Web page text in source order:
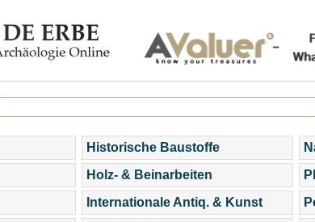
Historische Baustoffe
Holz- & Beinarbeiten
Internationale Antiq. & Kunst